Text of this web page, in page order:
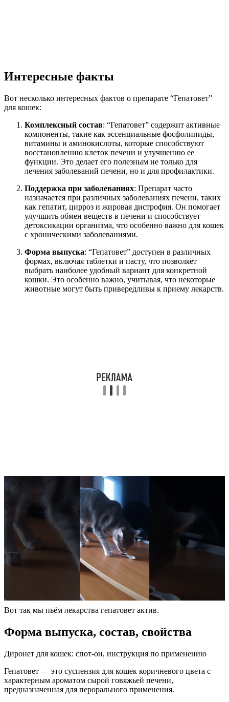
Интересные факты
Вот несколько интересных фактов о препарате “Гепатовет”
для кошек:
Комплексный состав: “Гепатовет” содержит активные
компоненты, такие как эссенциальные фосфолипиды,
витамины и аминокислоты, которые способствуют
восстановлению клеток печени и улучшению ее
функции. Это делает его полезным не только для
лечения заболеваний печени, но и для профилактики.
Поддержка при заболеваниях: Препарат часто
назначается при различных заболеваниях печени, таких
как гепатит, цирроз и жировая дистрофия. Он помогает
улучшить обмен веществ в печени и способствует
детоксикации организма, что особенно важно для кошек
с хроническими заболеваниями.
Форма выпуска: “Гепатовет” доступен в различных
формах, включая таблетки и пасту, что позволяет
выбрать наиболее удобный вариант для конкретной
кошки. Это особенно важно, учитывая, что некоторые
животные могут быть привередливы к приему лекарств.
Вот так мы пьём лекарства гепатовет актив.
Форма выпуска, состав, свойства
Диронет для кошек: спот-он, инструкция по применению
Гепатовет — это суспензия для кошек коричневого цвета с
характерным ароматом сырой говяжьей печени,
предназначенная для перорального применения.